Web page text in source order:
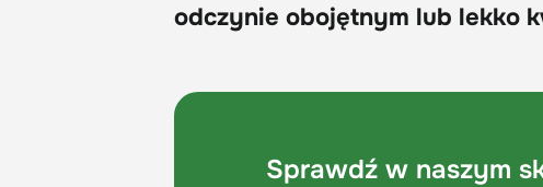
odczynie obojętnym lub lekko
Sprawdź w naszym